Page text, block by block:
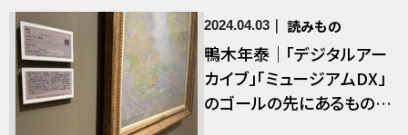
2024.04.03 読みもの
鴨木年泰｜「デジタルアー
カイブ」「ミュージアムDX」
のゴールの先にあるもの─